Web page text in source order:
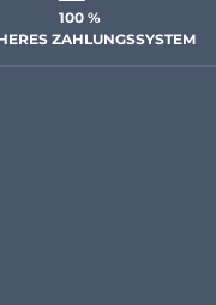
100 %
ZAHLUNGSSYSTEM